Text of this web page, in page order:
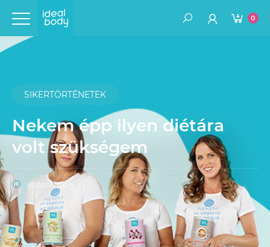
0
SIKERTÖRTÉNETEK
Nekem épp ilyen diétára
volt szükségem
olvasnivaló